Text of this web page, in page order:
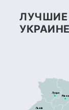
ЛУЧШИЕ
Луцьк
Рівне
Львів